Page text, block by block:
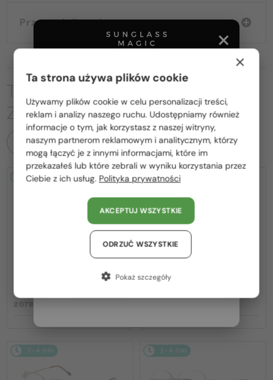
Przewodnik wyborczy
TO MOŻE CIĘ RÓWNIEŻ
ZAINTERESOWAĆ
WSZYSTKIE PRODUKTY
2-4 DNI
2 078 PLN
2-4 DNI
FG40064U - 30G - 59
2-4 DNI 2-4 DNI
Proszę wybierz z listy odpowiedni dla Ciebie kraj:
Polska / PL
România / RO
Magyarország / HU
United Arab Emirates / EN
Austria / AT
Niemcy / DE
×
Ta strona używa plików cookie
Używamy plików cookie w celu personalizacji treści,
reklam i analizy naszego ruchu. Udostępniamy również
informacje o tym, jak korzystasz z naszej witryny,
naszym partnerom reklamowym i analitycznym, którzy
mogą łączyć je z innymi informacjami, które im
przekazałeś lub które zebrali w wyniku korzystania przez
Ciebie z ich usług. Polityka prywatności
AKCEPTUJ WSZYSTKIE
ODRZUĆ WSZYSTKIE
Pokaż szczegóły